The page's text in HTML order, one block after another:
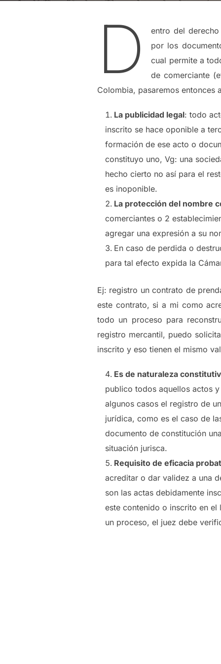
D
entro del
por los
cual permite a
de comerciante
Colombia, pasaremos entonces
La publicidad legal: todo
inscrito se hace oponible a
formación de ese acto o
constituyo uno, Vg: una
hecho cierto no así para el
es inoponible.
La protección del nombre
comerciantes o 2
agregar una expresión a su
En caso de perdida o
para tal efecto expida la
Ej: registro un contrato de
este contrato, si a mi como
todo un proceso para
registro mercantil, puedo
inscrito y eso tienen el mismo
Es de naturaleza
publico todos aquellos actos
algunos casos el registro de
jurídica, como es el caso de
documento de constitución
situación jurisca.
Requisito de eficacia
acreditar o dar validez a una
son las actas debidamente
este contenido o inscrito en
un proceso, el juez debe